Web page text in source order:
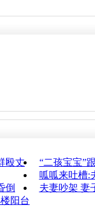
殴丈
“二孩宝宝”
呱呱来吐槽:
倒
夫妻吵架 妻
阳台